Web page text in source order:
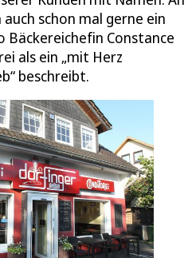
schon mal gerne ein
Bäckereichefin Constance
als ein „mit Herz
beschreibt.